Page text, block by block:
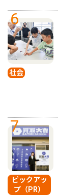
6
社会
7
ピックアッ
プ（PR）